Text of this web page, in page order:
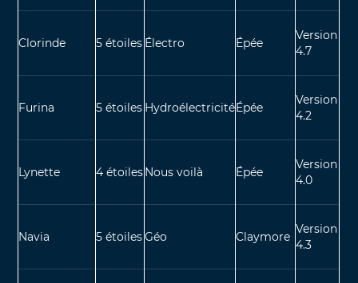
Clorinde 5 étoiles Électro Épée
Version
4.7
Furina 5 étoiles HydroélectricitéÉpée
Version
4.2
Lynette 4 étoilesNous voilà Épée
Version
4.0
Navia 5 étoilesGéo Claymore
Version
4.3